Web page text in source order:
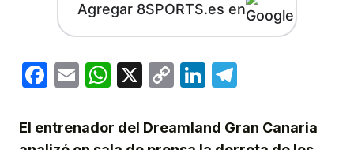
Agregar 8SPORTS.es en
Facebook
EmailWhatsApp
X
CopyLinkedIn
El entrenador del Dreamland Gran Canaria